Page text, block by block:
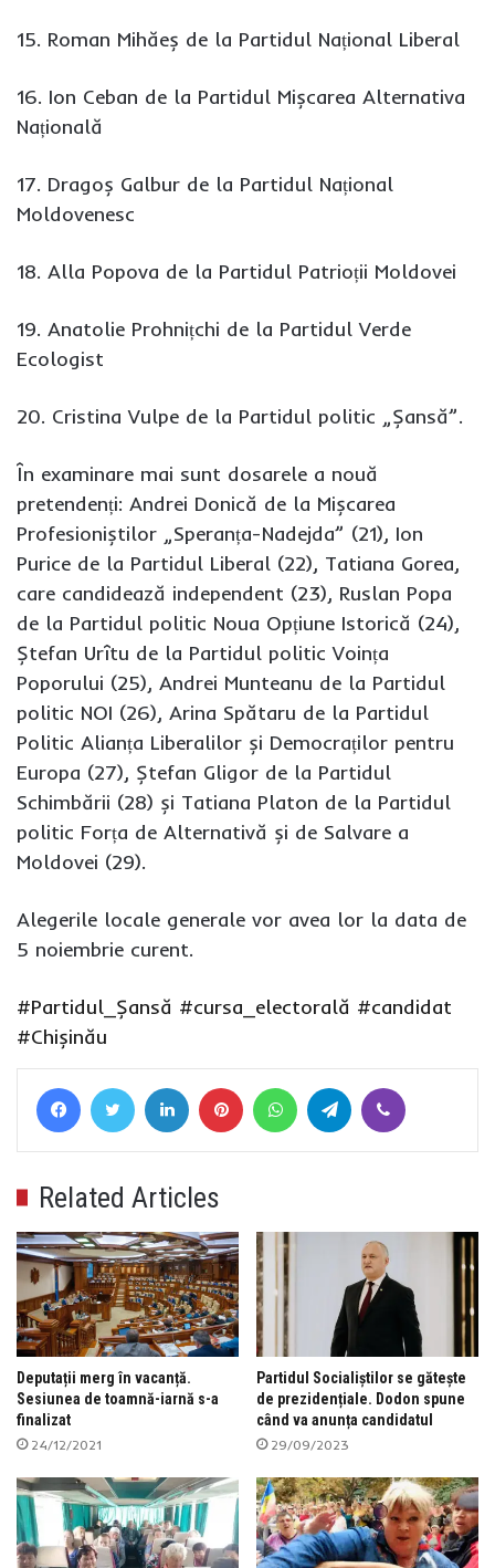
15. Roman Mihăeș de la Partidul Național Liberal
16. Ion Ceban de la Partidul Mișcarea Alternativa
Națională
17. Dragoș Galbur de la Partidul Național
Moldovenesc
18. Alla Popova de la Partidul Patrioții Moldovei
19. Anatolie Prohnițchi de la Partidul Verde
Ecologist
20. Cristina Vulpe de la Partidul politic „Șansă”.
În examinare mai sunt dosarele a nouă
pretendenți: Andrei Donică de la Mișcarea
Profesioniștilor „Speranța-Nadejda” (21), Ion
Purice de la Partidul Liberal (22), Tatiana Gorea,
care candidează independent (23), Ruslan Popa
de la Partidul politic Noua Opțiune Istorică (24),
Ștefan Urîtu de la Partidul politic Voința
Poporului (25), Andrei Munteanu de la Partidul
politic NOI (26), Arina Spătaru de la Partidul
Politic Alianța Liberalilor și Democraților pentru
Europa (27), Ștefan Gligor de la Partidul
Schimbării (28) și Tatiana Platon de la Partidul
politic Forța de Alternativă și de Salvare a
Moldovei (29).
Alegerile locale generale vor avea lor la data de
5 noiembrie curent.
#Partidul_Șansă #cursa_electorală #candidat
#Chișinău
FacebookTwitter LinkedIn Pinterest WhatsAppTelegram
Related Articles
Deputații merg în vacanță.
Sesiunea de toamnă-iarnă s-a
finalizat
24/12/2021
Partidul Socialiștilor se gătește
de prezidențiale. Dodon spune
când va anunța candidatul
29/09/2023